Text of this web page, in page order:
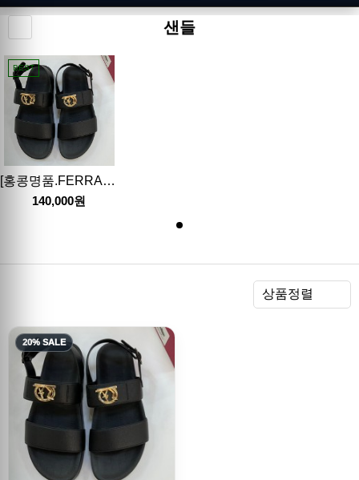
샌들
BEST
[홍콩명품.FERRAGAMO] 페레가모 23SS 로고 레더 스트랩 샌들, SE1356, PMD, 무브타임사이트,인터넷명품쇼핑몰,남자명품,슈즈,신발
140,000원
상품정렬
20% SALE